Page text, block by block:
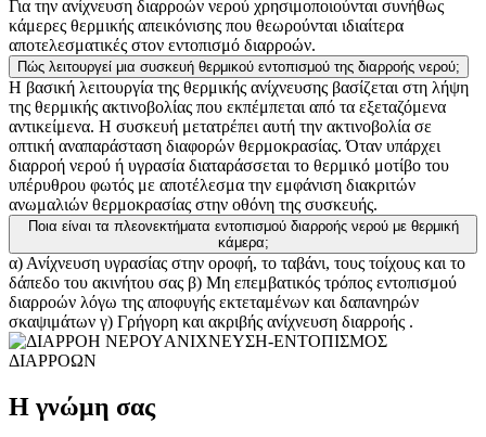
Για την ανίχνευση διαρροών νερού χρησιμοποιούνται συνήθως
κάμερες θερμικής απεικόνισης που θεωρούνται ιδιαίτερα
αποτελεσματικές στον εντοπισμό διαρροών.
Πώς λειτουργεί μια συσκευή θερμικού εντοπισμού της διαρροής νερού;
Η βασική λειτουργία της θερμικής ανίχνευσης βασίζεται στη λήψη
της θερμικής ακτινοβολίας που εκπέμπεται από τα εξεταζόμενα
αντικείμενα. Η συσκευή μετατρέπει αυτή την ακτινοβολία σε
οπτική αναπαράσταση διαφορών θερμοκρασίας. Όταν υπάρχει
διαρροή νερού ή υγρασία διαταράσσεται το θερμικό μοτίβο του
υπέρυθρου φωτός με αποτέλεσμα την εμφάνιση διακριτών
ανωμαλιών θερμοκρασίας στην οθόνη της συσκευής.
Ποια είναι τα πλεονεκτήματα εντοπισμού διαρροής νερού με θερμική
κάμερα;
α) Ανίχνευση υγρασίας στην οροφή, το ταβάνι, τους τοίχους και το
δάπεδο του ακινήτου σας β) Μη επεμβατικός τρόπος εντοπισμού
διαρροών λόγω της αποφυγής εκτεταμένων και δαπανηρών
σκαψιμάτων γ) Γρήγορη και ακριβής ανίχνευση διαρροής .
ΑΝΙΧΝΕΥΣΗ-ΕΝΤΟΠΙΣΜΟΣ
ΔΙΑΡΡΟΩΝ
Η γνώμη σας